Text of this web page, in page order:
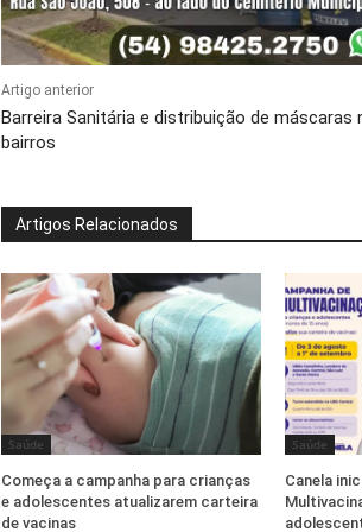
Artigo anterior
Barreira Sanitária e distribuição de máscaras
bairros
Artigos Relacionados
Saúde
Começa a campanha para crianças
e adolescentes atualizarem carteira
de vacinas
Saúde
Canela